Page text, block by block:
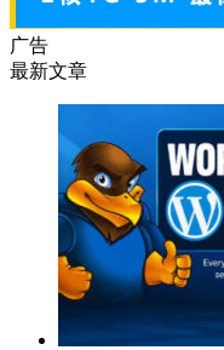
广告
最新文章